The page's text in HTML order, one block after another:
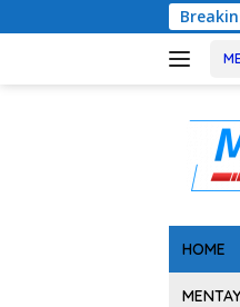
ke
Gandeng Bidan
HOME